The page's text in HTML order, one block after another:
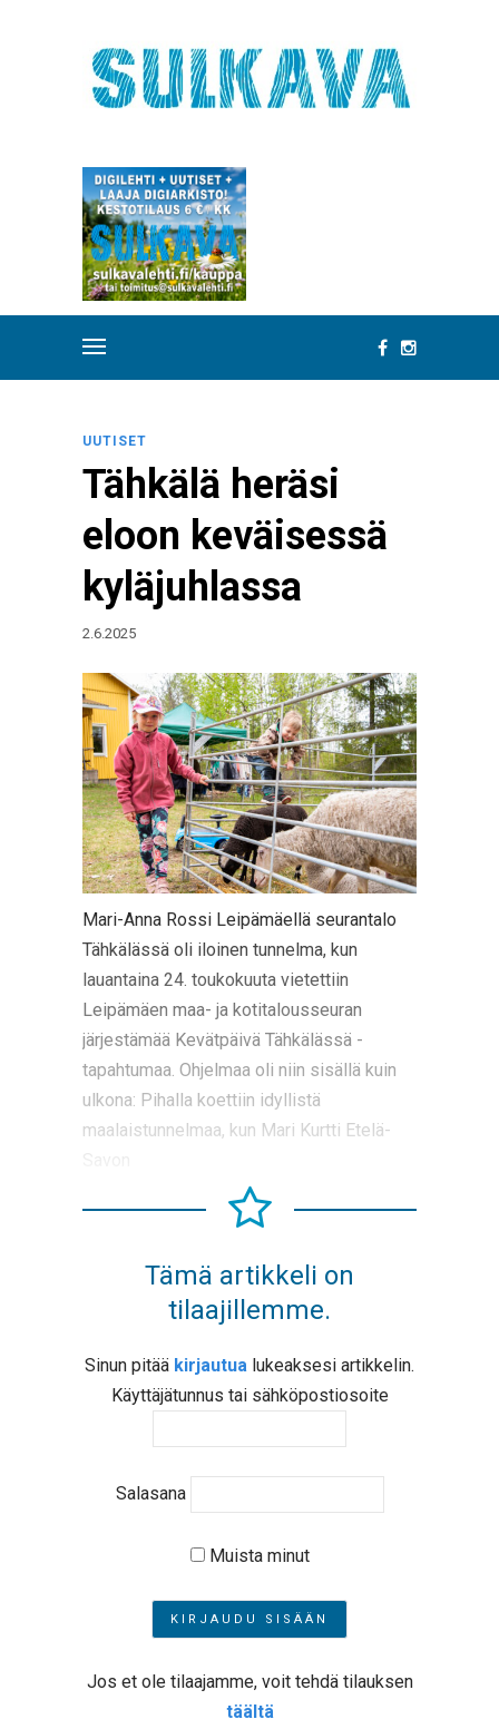
UUTISET
Tähkälä heräsi
eloon keväisessä
kyläjuhlassa
2.6.2025
Mari-Anna Rossi Leipämäellä seurantalo
Tähkälässä oli iloinen tunnelma, kun
lauantaina 24. toukokuuta vietettiin
Leipämäen maa- ja kotitalousseuran
järjestämää Kevätpäivä Tähkälässä -
tapahtumaa. Ohjelmaa oli niin sisällä kuin
ulkona: Pihalla koettiin idyllistä
maalaistunnelmaa, kun Mari Kurtti Etelä-
Tämä artikkeli on
tilaajillemme.
Sinun pitää kirjautua lukeaksesi artikkelin.
Käyttäjätunnus tai sähköpostiosoite
Salasana
Muista minut
Jos et ole tilaajamme, voit tehdä tilauksen
täältä